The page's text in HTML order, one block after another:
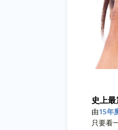
史上
由15年
只要看